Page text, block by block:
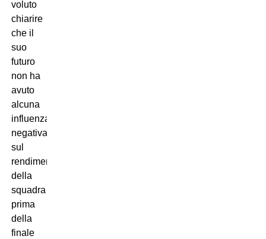
voluto
chiarire
che il
suo
futuro
non ha
avuto
alcuna
influenza
negativa
sul
rendimento
della
squadra
prima
della
finale